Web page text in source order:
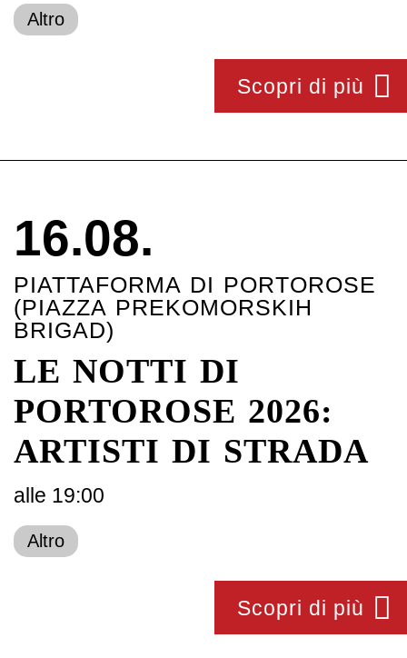
Altro
Scopri di più
16.08.
PIATTAFORMA DI PORTOROSE
(PIAZZA PREKOMORSKIH
BRIGAD)
LE NOTTI DI
PORTOROSE 2026:
ARTISTI DI STRADA
alle 19:00
Altro
Scopri di più